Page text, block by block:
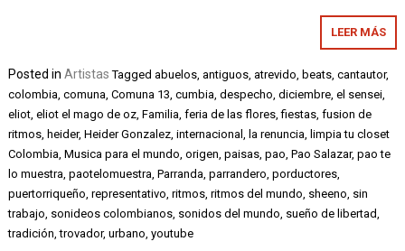
LEER MÁS
Posted inArtistas Taggedabuelos,antiguos,atrevido, beats,cantautor,
colombia,comuna,Comuna 13,cumbia,despecho,diciembre,el sensei,
eliot,eliot el mago de oz,Familia,feria de las flores,fiestas,fusion de
ritmos, heider,Heider Gonzalez,internacional, la renuncia, limpia tu closet
Colombia,Musica para el mundo,origen,paisas,pao,Pao Salazar,pao te
lo muestra,paotelomuestra,Parranda,parrandero,porductores,
puertorriqueño,representativo,ritmos,ritmos del mundo, sheeno, sin
trabajo, sonideos colombianos, sonidos del mundo, sueño de libertad,
tradición,trovador,urbano,youtube